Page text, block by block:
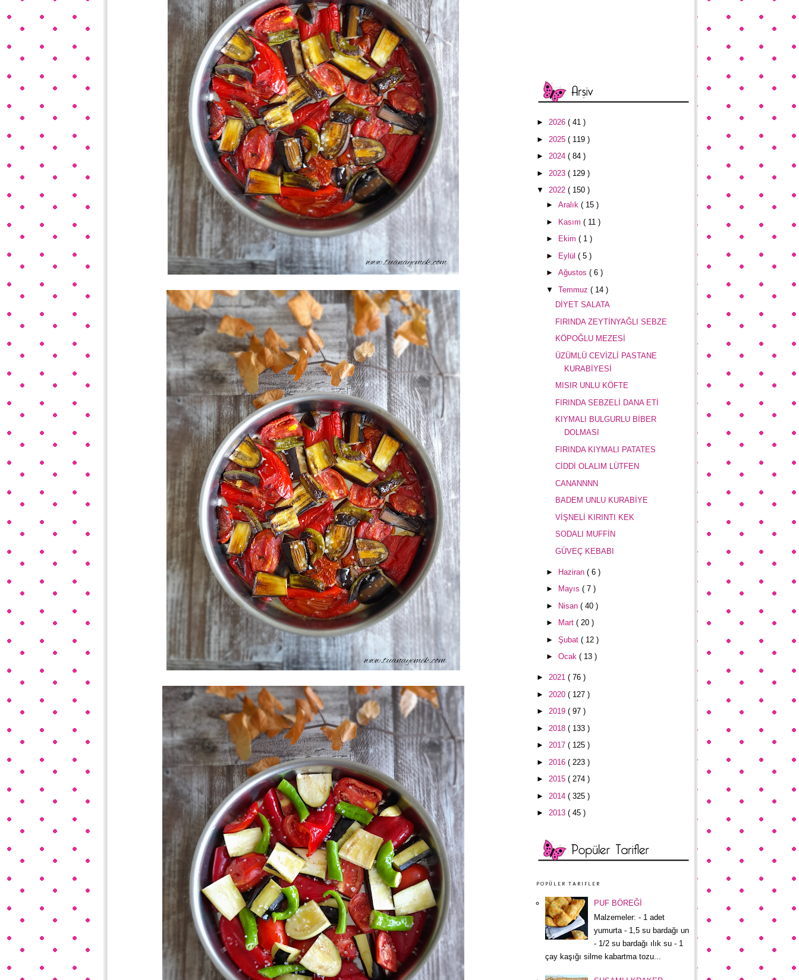
► 2026 ( 41 )
► 2025 ( 119 )
► 2024 ( 84 )
► 2023 ( 129 )
▼ 2022 ( 150 )
► Aralık ( 15 )
►
Kasım ( 11 )
►
Ekim ( 1 )
►
Eylül ( 5 )
► Ağustos ( 6 )
▼ Temmuz ( 14 )
DİYET SALATA
FIRINDA ZEYTİNYAĞLI SEBZE
KÖPOĞLU MEZESİ
ÜZÜMLÜ CEVİZLİ PASTANE
KURABİYESİ
MISIR UNLU KÖFTE
FIRINDA SEBZELİ DANA ETİ
KIYMALI BULGURLU BİBER
DOLMASI
FIRINDA KIYMALI PATATES
CİDDİ OLALIM LÜTFEN
CANANNNN
BADEM UNLU KURABİYE
VİŞNELİ KIRINTI KEK
SODALI MUFFİN
GÜVEÇ KEBABI
► Haziran ( 6 )
►
Mayıs ( 7 )
► Nisan ( 40 )
►
Mart ( 20 )
► Şubat ( 12 )
► Ocak ( 13 )
► 2021 ( 76 )
► 2020 ( 127 )
► 2019 ( 97 )
► 2018 ( 133 )
► 2017 ( 125 )
► 2016 ( 223 )
► 2015 ( 274 )
► 2014 ( 325 )
► 2013 ( 45 )
POPÜLER TARIFLER
PUF BÖREĞİ
Malzemeler: - 1 adet
yumurta - 1,5 su bardağı un
- 1/2 su bardağı ılık su - 1
çay kaşığı silme kabartma tozu...